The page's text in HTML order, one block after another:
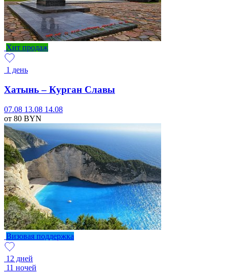
Хит продаж
1 день
Хатынь – Курган Славы
07.08 13.08 14.08
от 80 BYN
Визовая поддержка
12 дней
11 ночей